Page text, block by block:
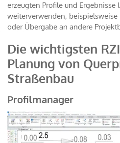
erzeugten Profile und Ergebnisse
weiterverwenden, beispielsweise
oder Übergabe an andere
Die wichtigsten
Planung von
Straßenbau
Profilmanager